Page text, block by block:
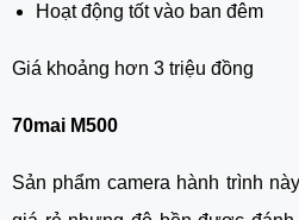
Hoạt động tốt vào ban đêm
Giá khoảng hơn 3 triệu đồng
70mai M500
Sản phẩm camera hành trình